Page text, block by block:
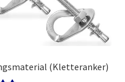
(Kletteranker)